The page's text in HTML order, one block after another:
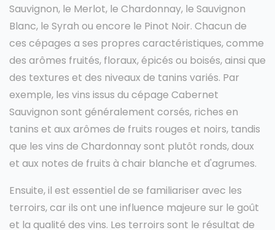
Sauvignon, le Merlot, le Chardonnay, le Sauvignon
Blanc, le Syrah ou encore le Pinot Noir. Chacun de
ces cépages a ses propres caractéristiques, comme
des arômes fruités, floraux, épicés ou boisés, ainsi que
des textures et des niveaux de tanins variés. Par
exemple, les vins issus du cépage Cabernet
Sauvignon sont généralement corsés, riches en
tanins et aux arômes de fruits rouges et noirs, tandis
que les vins de Chardonnay sont plutôt ronds, doux
et aux notes de fruits à chair blanche et d'agrumes.
Ensuite, il est essentiel de se familiariser avec les
terroirs, car ils ont une influence majeure sur le goût
et la qualité des vins. Les terroirs sont le résultat de